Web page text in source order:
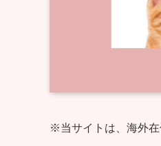
※当サイトは、海外